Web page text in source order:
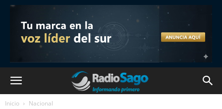
Inicio Nacional